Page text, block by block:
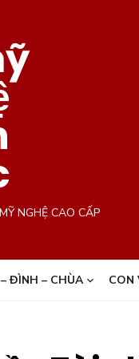
NGHỆ CAO CẤP
ĐÌNH – CHÙA